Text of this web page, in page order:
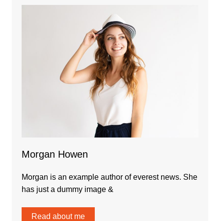
Morgan Howen
Morgan is an example author of everest news. She
has just a dummy image &
Read about me